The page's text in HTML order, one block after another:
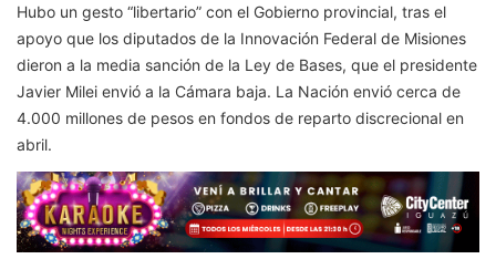
Hubo un gesto “libertario” con el Gobierno provincial, tras el
apoyo que los diputados de la Innovación Federal de Misiones
dieron a la media sanción de la Ley de Bases, que el presidente
Javier Milei envió a la Cámara baja. La Nación envió cerca de
4.000 millones de pesos en fondos de reparto discrecional en
abril.